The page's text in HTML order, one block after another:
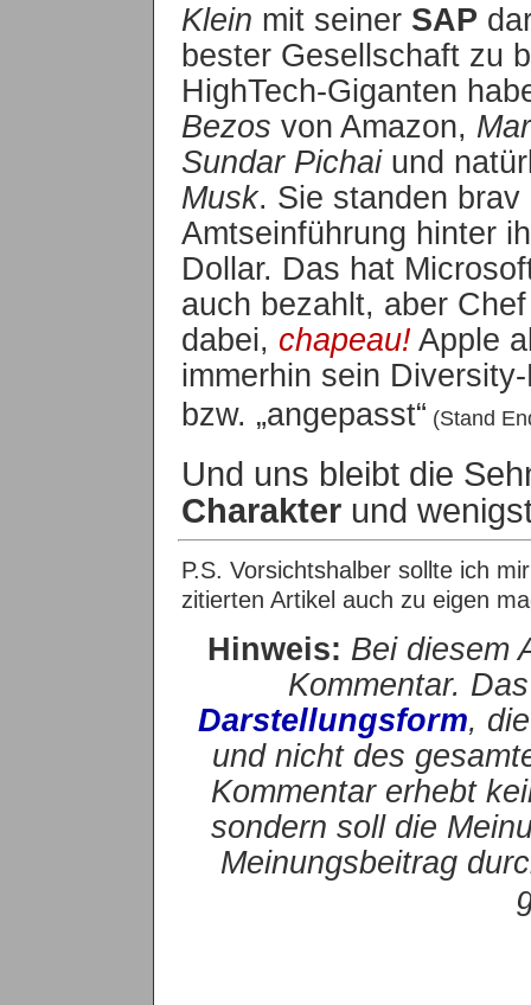
Klein mit seiner SAP
bester Gesellschaft zu
HighTech-Giganten
Bezos von Amazon,
Sundar Pichaiund
Musk. Sie standen brav
Amtseinführung hinter
Dollar. Das hat
auch bezahlt, aber
dabei, chapeau!Apple
immerhin sein
bzw. „angepasst“ (Stand
Und uns bleibt die
Charakter und
P.S. Vorsichtshalber sollte ich
zitierten Artikel auch zu eigen
Hinweis: Bei diesem
Kommentar.
Darstellungsform,
und nicht des
Kommentar erhebt
sondern soll die
Meinungsbeitrag